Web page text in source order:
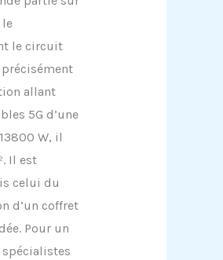
le circuit
allant
5G d’une
W, il
Il est
celui du
d’un coffret
Pour un